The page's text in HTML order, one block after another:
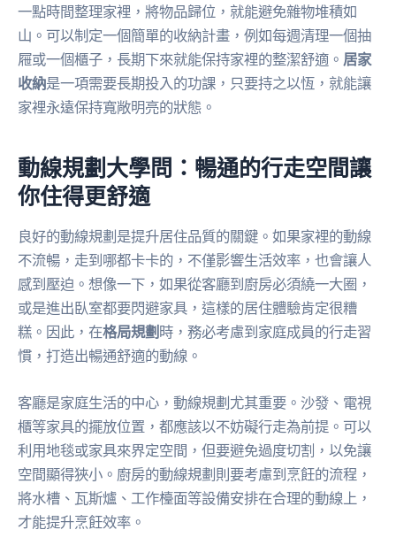
一點時間整理家裡，將物品歸位，就能避免雜物堆積如
山。可以制定一個簡單的收納計畫，例如每週清理一個抽
屜或一個櫃子，長期下來就能保持家裡的整潔舒適。 居家
收納是一項需要長期投入的功課，只要持之以恆，就能讓
家裡永遠保持寬敞明亮的狀態。
動線規劃大學問：暢通的行走空間讓
你住得更舒適
良好的動線規劃是提升居住品質的關鍵。如果家裡的動線
不流暢，走到哪都卡卡的，不僅影響生活效率，也會讓人
感到壓迫。想像一下，如果從客廳到廚房必須繞一大圈，
或是進出臥室都要閃避家具，這樣的居住體驗肯定很糟
糕。因此，在格局規劃 時，務必考慮到家庭成員的行走習
慣，打造出暢通舒適的動線。
客廳是家庭生活的中心，動線規劃尤其重要。沙發、電視
櫃等家具的擺放位置，都應該以不妨礙行走為前提。可以
利用地毯或家具來界定空間，但要避免過度切割，以免讓
空間顯得狹小。廚房的動線規劃則要考慮到烹飪的流程，
將水槽、瓦斯爐、工作檯面等設備安排在合理的動線上，
才能提升烹飪效率。